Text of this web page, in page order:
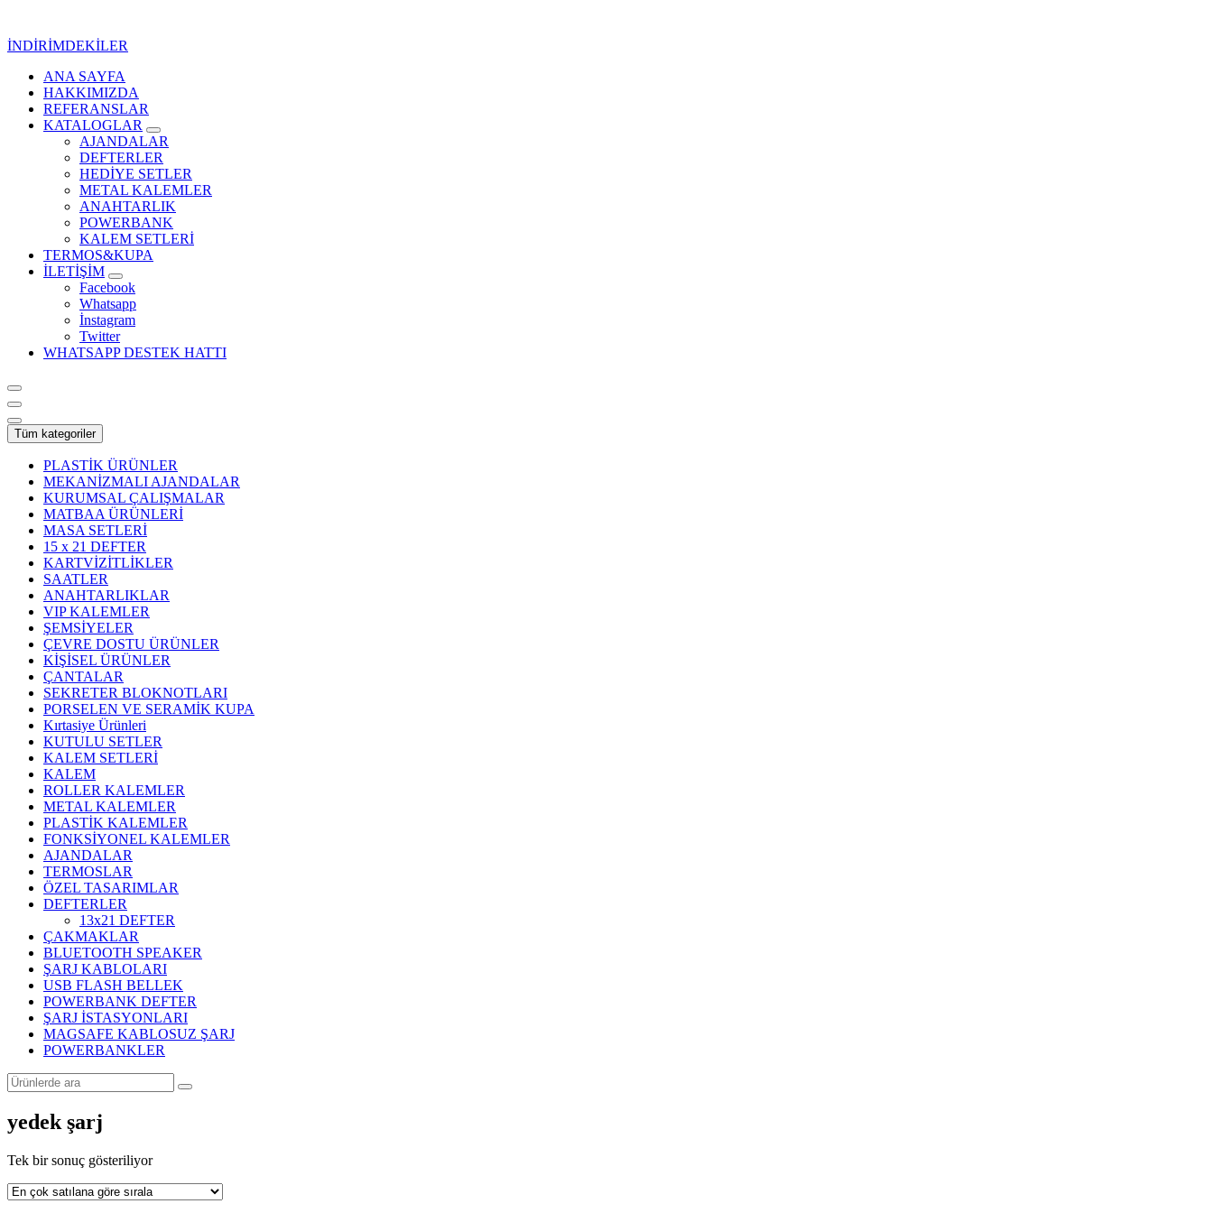
İNDİRİMDEKİLER
Kurumsal Promosyon-Hediyelik
ANA SAYFA
HAKKIMIZDA
REFERANSLAR
KATALOGLAR
AJANDALAR
DEFTERLER
HEDİYE SETLER
METAL KALEMLER
ANAHTARLIK
POWERBANK
KALEM SETLERİ
TERMOS&KUPA
İLETİŞİM
Facebook
Whatsapp
İnstagram
Twitter
WHATSAPP DESTEK HATTI
Tüm kategoriler
PLASTİK ÜRÜNLER
MEKANİZMALI AJANDALAR
KURUMSAL ÇALIŞMALAR
MATBAA ÜRÜNLERİ
MASA SETLERİ
15 x 21 DEFTER
KARTVİZİTLİKLER
SAATLER
ANAHTARLIKLAR
VIP KALEMLER
ŞEMSİYELER
ÇEVRE DOSTU ÜRÜNLER
KİŞİSEL ÜRÜNLER
ÇANTALAR
SEKRETER BLOKNOTLARI
PORSELEN VE SERAMİK KUPA
Kırtasiye Ürünleri
KUTULU SETLER
KALEM SETLERİ
KALEM
ROLLER KALEMLER
METAL KALEMLER
PLASTİK KALEMLER
FONKSİYONEL KALEMLER
AJANDALAR
TERMOSLAR
ÖZEL TASARIMLAR
DEFTERLER
13x21 DEFTER
ÇAKMAKLAR
BLUETOOTH SPEAKER
ŞARJ KABLOLARI
USB FLASH BELLEK
POWERBANK DEFTER
ŞARJ İSTASYONLARI
MAGSAFE KABLOSUZ ŞARJ
POWERBANKLER
yedek şarj
Tek bir sonuç gösteriliyor